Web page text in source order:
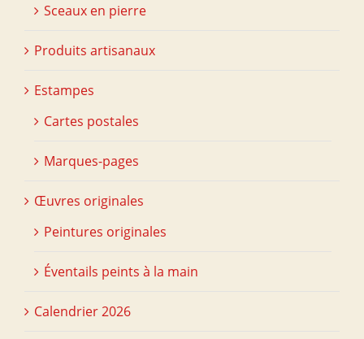
Sceaux en pierre
Produits artisanaux
Estampes
Cartes postales
Marques-pages
Œuvres originales
Peintures originales
Éventails peints à la main
Calendrier 2026